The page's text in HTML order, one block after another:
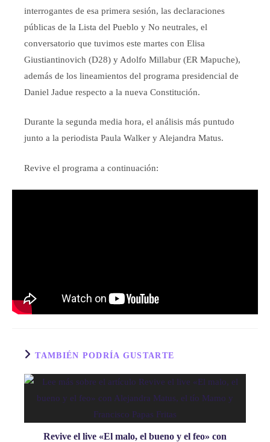
interrogantes de esa primera sesión, las declaraciones
públicas de la Lista del Pueblo y No neutrales, el
conversatorio que tuvimos este martes con Elisa
Giustiantinovich (D28) y Adolfo Millabur (ER Mapuche),
además de los lineamientos del programa presidencial de
Daniel Jadue respecto a la nueva Constitución.
Durante la segunda media hora, el análisis más puntudo
junto a la periodista Paula Walker y Alejandra Matus.
Revive el programa a continuación:
TAMBIÉN PODRÍA GUSTARTE
Revive el live «El malo, el bueno y el feo» con